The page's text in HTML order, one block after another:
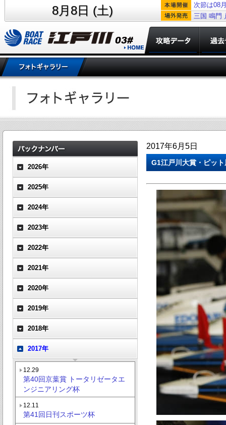
8月8日 (土)
次節は08
三国 鳴門
2026年
2025年
2024年
2023年
2022年
2021年
2020年
2019年
2018年
2017年
12.29
第40回京葉賞 トータリゼータエ
ンジニアリング杯
12.11
第41回日刊スポーツ杯
2017年6月5日
G1江戸川大賞・ピッ